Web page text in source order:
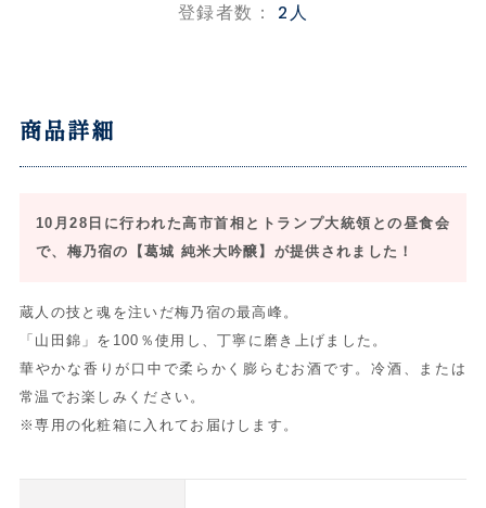
登録者数： 2人
商品詳細
10月28日に行われた高市首相とトランプ大統領との昼食会
で、梅乃宿の【葛城 純米大吟醸】が提供されました！
蔵人の技と魂を注いだ梅乃宿の最高峰。
「山田錦」を100％使用し、丁寧に磨き上げました。
華やかな香りが口中で柔らかく膨らむお酒です。冷酒、または
常温でお楽しみください。
※専用の化粧箱に入れてお届けします。